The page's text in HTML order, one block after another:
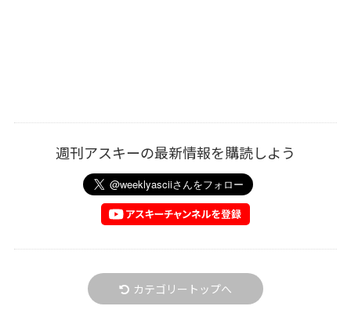
週刊アスキーの最新情報を購読しよう
カテゴリートップへ